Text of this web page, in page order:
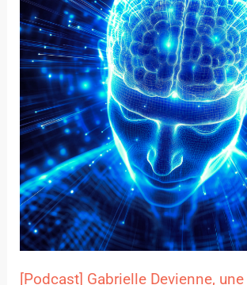
[Podcast] Gabrielle Devienne,
Française
dans
les
laboratoires
de
neurosciences
de
Stanford